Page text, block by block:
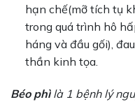
hạn chế(mỡ tích tụ
trong quá trình hô
háng và đầu gối),
thần kinh tọa.
Béo phìlà 1 bệnh lý